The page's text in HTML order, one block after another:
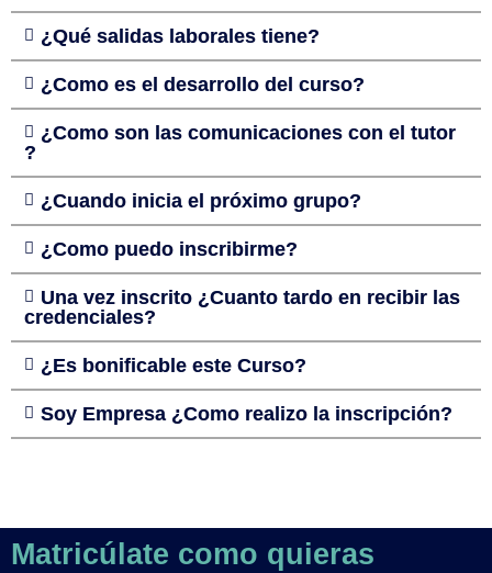
¿Qué salidas laborales tiene?
¿Como es el desarrollo del curso?
¿Como son las comunicaciones con el tutor
?
¿Cuando inicia el próximo grupo?
¿Como puedo inscribirme?
Una vez inscrito ¿Cuanto tardo en recibir las
credenciales?
¿Es bonificable este Curso?
Soy Empresa ¿Como realizo la inscripción?
Matricúlate como quieras